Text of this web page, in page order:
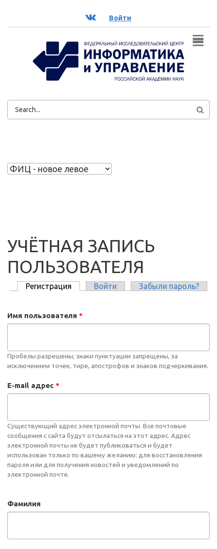
ВК Войти
ФОРМА
УЧЁТНАЯ ЗАПИСЬ
ПОЛЬЗОВАТЕЛЯ
Регистрация (активная вкладка)
Войти Забыли пароль?
Имя пользователя *
Пробелы разрешены; знаки пунктуации запрещены, за
исключением точек, тире, апострофов и знаков подчеркивания.
E-mail адрес *
Существующий адрес электронной почты. Все почтовые
сообщения с сайта будут отсылаться на этот адрес. Адрес
электронной почты не будет публиковаться и будет
использован только по вашему желанию: для восстановления
пароля или для получения новостей и уведомлений по
электронной почте.
Фамилия